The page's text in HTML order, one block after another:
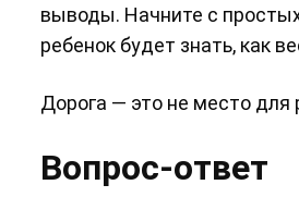
выводы. Начните с
ребенок будет знать, как
Дорога — это не место для
Вопрос-ответ